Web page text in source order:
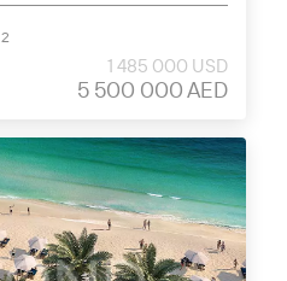
2
1 485 000 USD
5 500 000 AED